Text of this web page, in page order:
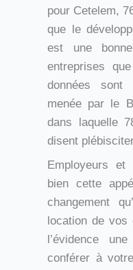
pour Cetelem,
que le
est une
entreprises
données sont
menée par le
dans laquelle
disent
Employeurs et
bien cette
changement
location de vos
l’évidence
conférer à